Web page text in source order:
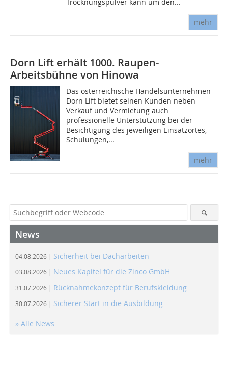
mehr
Dorn Lift erhält 1000. Raupen-
Arbeitsbühne von Hinowa
Das österreichische Handelsunternehmen
Dorn Lift bietet seinen Kunden neben
Verkauf und Vermietung auch
professionelle Unterstützung bei der
Besichtigung des jeweiligen Einsatzortes,
Schulungen,...
mehr
News
04.08.2026 | Sicherheit bei Dacharbeiten
03.08.2026 | Neues Kapitel für die Zinco GmbH
31.07.2026 | Rücknahmekonzept für Berufskleidung
30.07.2026 | Sicherer Start in die Ausbildung
» Alle News